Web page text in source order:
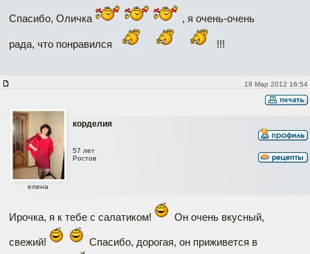
Спасибо, Оличка , я очень-очень
рада, что понравился !!!
18 Мар 2012 16:54
корделия
елена
57 лет
Ростов
Ирочка, я к тебе с салатиком! Он очень вкусный,
свежий!
Спасибо, дорогая, он приживется в